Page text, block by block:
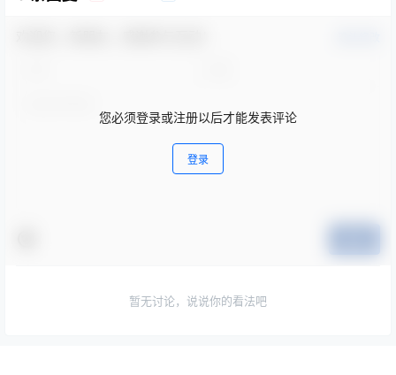
您必须登录或注册以后才能发表评论
登录
暂无讨论，说说你的看法吧